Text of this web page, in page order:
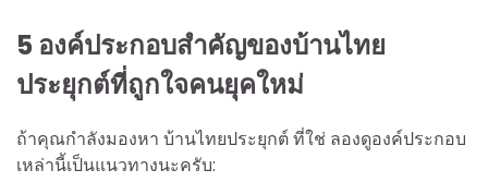
5 องค์ประกอบสำคัญของบ้านไทย
ประยุกต์ที่ถูกใจคนยุคใหม่
ถ้าคุณกำลังมองหา บ้านไทยประยุกต์ ที่ใช่ ลองดูองค์ประกอบ
เหล่านี้เป็นแนวทางนะครับ: